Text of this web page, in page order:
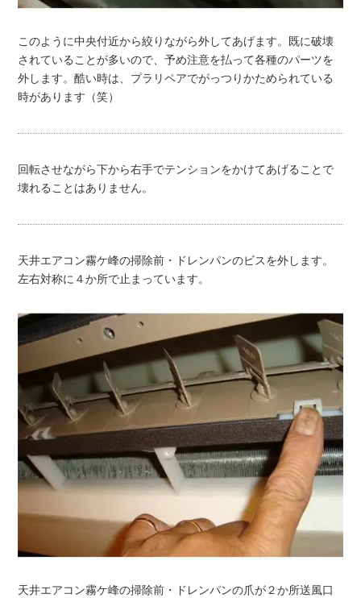
このように中央付近から絞りながら外してあげます。既に破壊
されていることが多いので、予め注意を払って各種のパーツを
外します。酷い時は、プラリペアでがっつりかためられている
時があります（笑）
回転させながら下から右手でテンションをかけてあげることで
壊れることはありません。
天井エアコン霧ケ峰の掃除前・ドレンパンのビスを外します。
左右対称に４か所で止まっています。
天井エアコン霧ケ峰の掃除前・ドレンパンの爪が２か所送風口